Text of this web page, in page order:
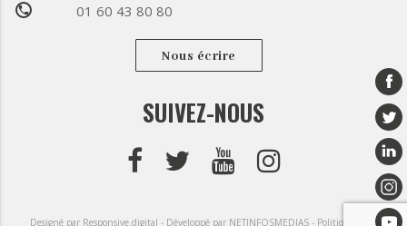
phone 01 60 43 80 80
Nous écrire
SUIVEZ-NOUS
Designé par Responsive.digital - Développé par NETINFOSMEDIAS - Politique de